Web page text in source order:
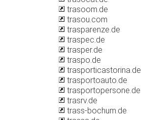
trasoom.de
trasou.com
trasparenze.de
traspec.de
trasper.de
traspo.de
trasporticastorina.de
trasportoauto.de
trasportopersone.de
trasrv.de
trass-bochum.de